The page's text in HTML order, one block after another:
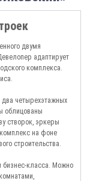
способами покупки
двумя
адаптирует
комплекса.
два четырехэтажных
облицованы
створок, эркеры
на фоне
строительства.
бизнес-класса. Можно